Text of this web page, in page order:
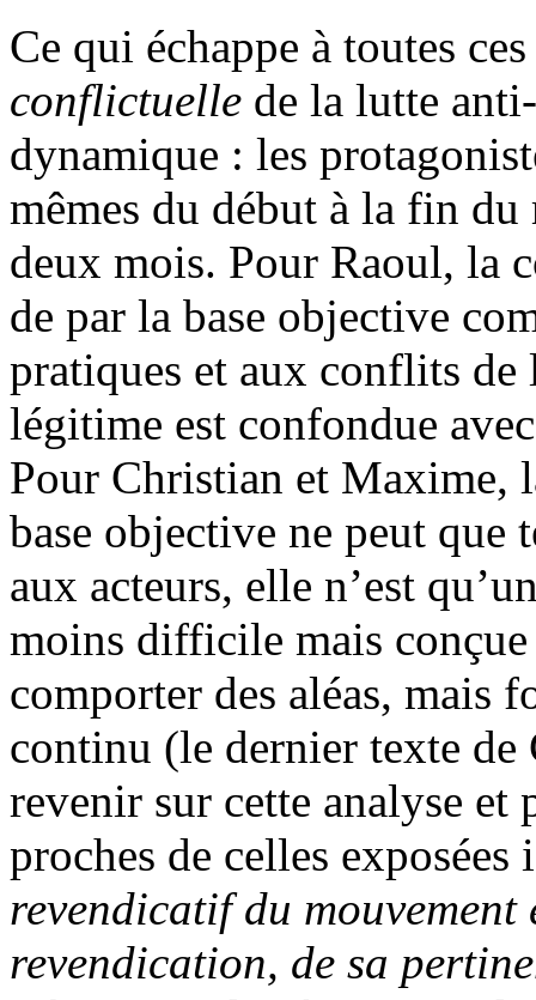
Ce qui échappe à toutes
conflictuelle de la lutte
dynamique : les
mêmes du début à la fin
deux mois. Pour Raoul, la
de par la base objective
pratiques et aux conflits
légitime est confondue
Pour Christian et Maxime,
base objective ne peut que
aux acteurs, elle n’est
moins difficile mais
comporter des aléas, mais
continu (le dernier texte
revenir sur cette analyse et
proches de celles
revendicatif du
revendication, de sa